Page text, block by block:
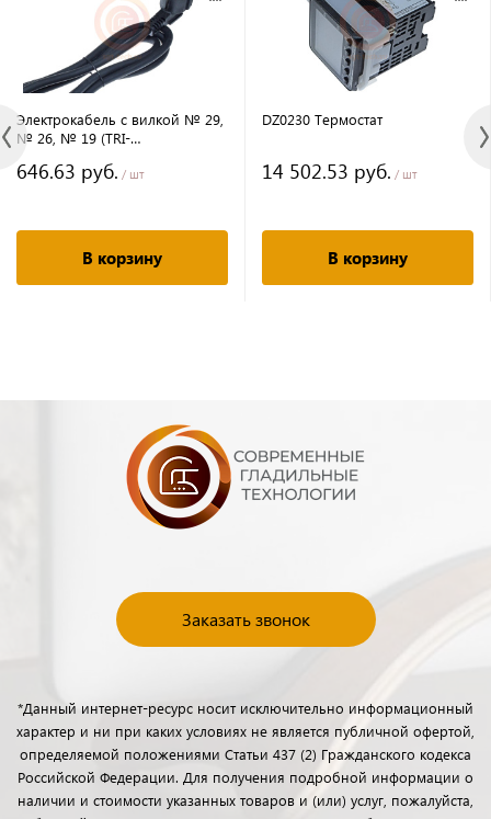
Электрокабель с вилкой № 29,
№ 26, № 19 (TRI-
646.63 руб. / шт
В корзину
DZ0230 Термостат
14 502.53 руб. / шт
В корзину
Заказать звонок
*Данный интернет-ресурс носит исключительно информационный
характер и ни при каких условиях не является публичной офертой,
определяемой положениями Статьи 437 (2) Гражданского кодекса
Российской Федерации. Для получения подробной информации о
наличии и стоимости указанных товаров и (или) услуг, пожалуйста,